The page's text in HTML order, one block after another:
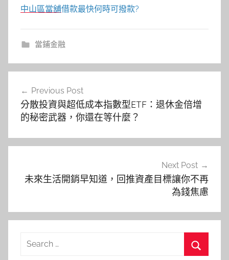
中山區當舖借款最快何時可撥款?
當鋪金融
覽
Previous Post
分散投資與超低成本指數型ETF：退休金倍增
的秘密武器，你還在等什麼？
Next Post
未來生活開銷早知道，回推資產目標讓你不再
為錢焦慮
Search